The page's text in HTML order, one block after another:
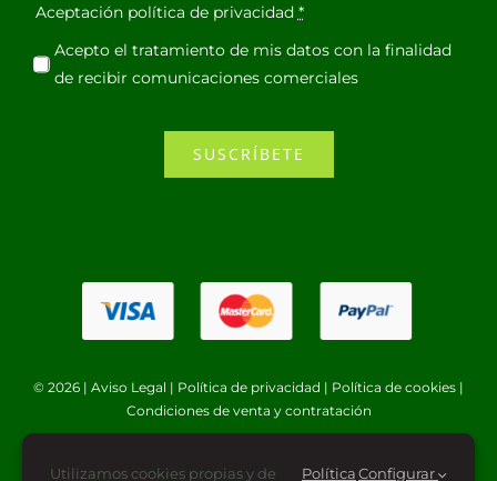
Aceptación política de privacidad *
Acepto el tratamiento de mis datos con la finalidad
de recibir comunicaciones comerciales
SUSCRÍBETE
© 2026 | Aviso Legal | Política de privacidad | Política de cookies |
Condiciones de venta y contratación
Utilizamos cookies propias y de PolíticaConfigurar